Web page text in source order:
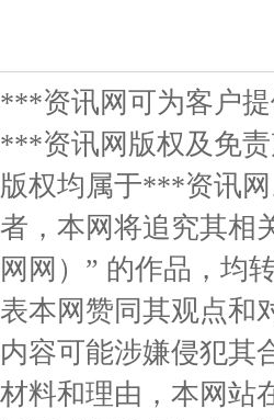
***资讯网可为客户
***资讯网版权及免
版权均属于***资讯
者，本网将追究其相
网网）” 的作品，均
表本网赞同其观点和
内容可能涉嫌侵犯其
材料和理由，本网站